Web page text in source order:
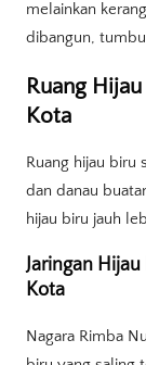
melainkan
dibangun,
Ruang
Kota
Ruang hijau biru
dan danau
hijau biru jauh
Jaringan
Kota
Nagara Rimba